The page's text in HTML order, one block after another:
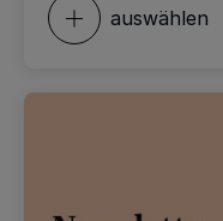
auswählen